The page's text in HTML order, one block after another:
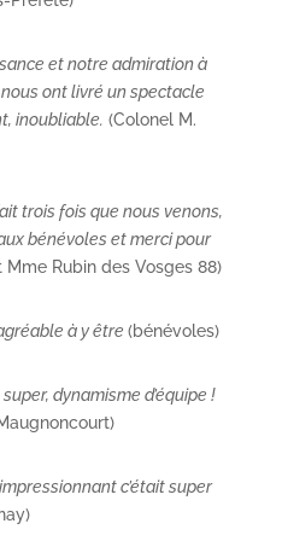
et notre admiration à
ont livré un spectacle
inoubliable. (Colonel M.
trois fois que nous venons,
bénévoles et merci pour
Mme Rubin des Vosges 88)
à y être (bénévoles)
dynamisme d’équipe !
c’était super